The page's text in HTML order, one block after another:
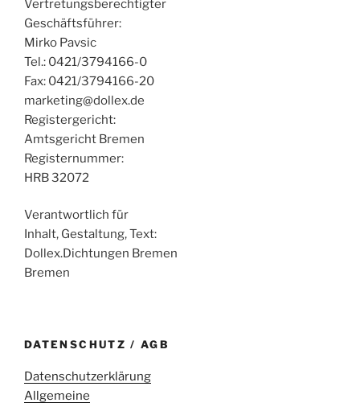
Vertretungsberechtigter
Geschäftsführer:
Mirko Pavsic
Tel.: 0421/3794166-0
Fax: 0421/3794166-20
marketing@dollex.de
Registergericht:
Amtsgericht Bremen
Registernummer:
HRB 32072
Verantwortlich für
Inhalt, Gestaltung, Text:
Dollex.Dichtungen Bremen
Bremen
DATENSCHUTZ / AGB
Datenschutzerklärung
Allgemeine